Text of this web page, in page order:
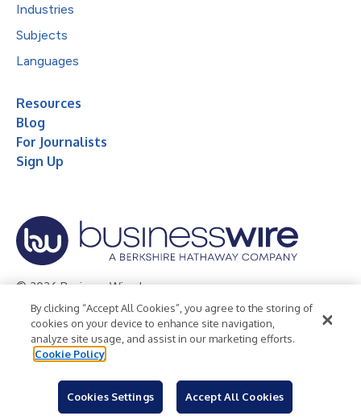
Industries
Subjects
Languages
Resources
Blog
For Journalists
Sign Up
© 2026 Business Wire, Inc.
Privacy Policy Cookie Policy
Accessibility Statement
Terms of Use
Legal
By clicking “Accept All Cookies”, you agree to the storing of
cookies on your device to enhance site navigation,
analyze site usage, and assist in our marketing efforts.
Cookie Policy
Cookies Settings Accept All Cookies